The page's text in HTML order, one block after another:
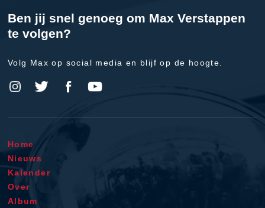
Ben jij snel genoeg om Max Verstappen
te volgen?
Volg Max op social media en blijf op de hoogte.
Home
Nieuws
Kalender
Over
Album